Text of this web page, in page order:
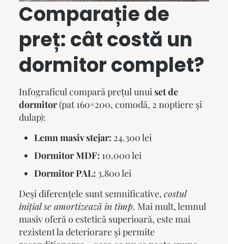
Comparație de
preț: cât costă un
dormitor complet?
Infograficul compară prețul unuiset de
dormitor(pat 160×200, comodă, 2 noptiere și
dulap):
Lemn masiv stejar: 24.300 lei
Dormitor MDF: 10.000 lei
Dormitor PAL: 3.800 lei
Deși diferențele sunt semnificative, costul
inițial se amortizează în timp. Mai mult, lemnul
masiv oferă o estetică superioară, este mai
rezistent la deteriorare și permite